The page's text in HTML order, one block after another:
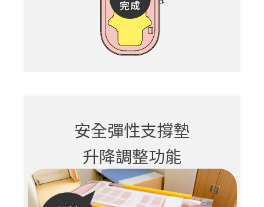
安全彈性支撐墊
升降調整功能